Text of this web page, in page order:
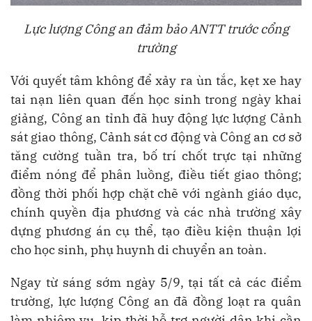
Lực lượng Công an đảm bảo ANTT trước cổng
trường
Với quyết tâm không để xảy ra ùn tắc, kẹt xe hay
tai nạn liên quan đến học sinh trong ngày khai
giảng, Công an tỉnh đã huy động lực lượng Cảnh
sát giao thông, Cảnh sát cơ động và Công an cơ sở
tăng cường tuần tra, bố trí chốt trực tại những
điểm nóng để phân luồng, điều tiết giao thông;
đồng thời phối hợp chặt chẽ với ngành giáo dục,
chính quyền địa phương và các nhà trường xây
dựng phương án cụ thể, tạo điều kiện thuận lợi
cho học sinh, phụ huynh di chuyển an toàn.
Ngay từ sáng sớm ngày 5/9, tại tất cả các điểm
trường, lực lượng Công an đã đồng loạt ra quân